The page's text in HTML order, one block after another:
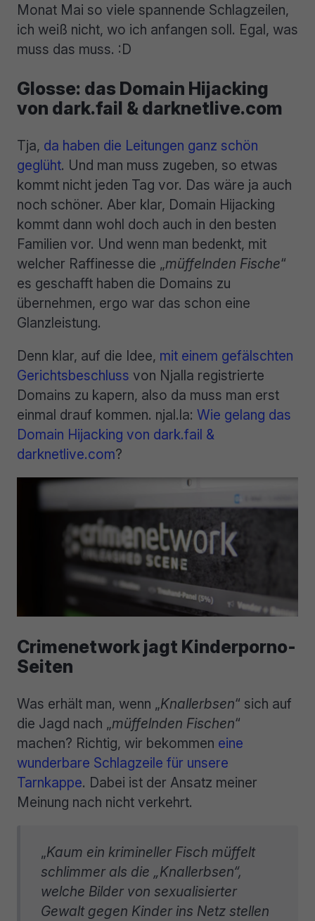
Monat Mai so viele spannende Schlagzeilen,
ich weiß nicht, wo ich anfangen soll. Egal, was
muss das muss. :D
Glosse: das Domain Hijacking
von dark.fail & darknetlive.com
Tja, da haben die Leitungen ganz schön
geglüht. Und man muss zugeben, so etwas
kommt nicht jeden Tag vor. Das wäre ja auch
noch schöner. Aber klar, Domain Hijacking
kommt dann wohl doch auch in den besten
Familien vor. Und wenn man bedenkt, mit
welcher Raffinesse die „müffelnden Fische“
es geschafft haben die Domains zu
übernehmen, ergo war das schon eine
Glanzleistung.
Denn klar, auf die Idee, mit einem gefälschten
Gerichtsbeschluss von Njalla registrierte
Domains zu kapern, also da muss man erst
einmal drauf kommen. njal.la: Wie gelang das
Domain Hijacking von dark.fail &
darknetlive.com?
Crimenetwork jagt Kinderporno-
Seiten
Was erhält man, wenn „Knallerbsen“ sich auf
die Jagd nach „müffelnden Fischen“
machen? Richtig, wir bekommen eine
wunderbare Schlagzeile für unsere
Tarnkappe. Dabei ist der Ansatz meiner
Meinung nach nicht verkehrt.
„Kaum ein krimineller Fisch müffelt
schlimmer als die „Knallerbsen“,
welche Bilder von sexualisierter
Gewalt gegen Kinder ins Netz stellen